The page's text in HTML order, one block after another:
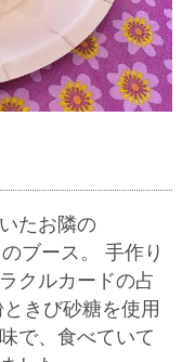
たお隣の
ブース。 手作り
クルカードの占
きび砂糖を使用
で、食べていて